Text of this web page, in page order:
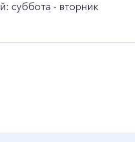
суббота - вторник